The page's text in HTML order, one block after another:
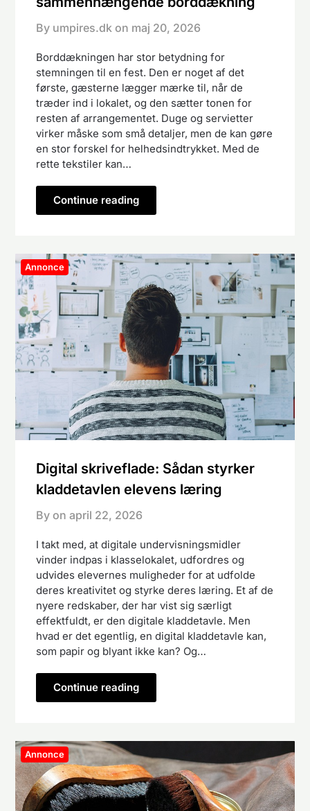
By umpires.dk on maj 20, 2026
Borddækningen har stor betydning for
stemningen til en fest. Den er noget af det
første, gæsterne lægger mærke til, når de
træder ind i lokalet, og den sætter tonen for
resten af arrangementet. Duge og servietter
virker måske som små detaljer, men de kan gøre
en stor forskel for helhedsindtrykket. Med de
rette tekstiler kan…
Continue reading
Annonce
Digital skriveflade: Sådan styrker
kladdetavlen elevens læring
By on april 22, 2026
I takt med, at digitale undervisningsmidler
vinder indpas i klasselokalet, udfordres og
udvides elevernes muligheder for at udfolde
deres kreativitet og styrke deres læring. Et af de
nyere redskaber, der har vist sig særligt
effektfuldt, er den digitale kladdetavle. Men
hvad er det egentlig, en digital kladdetavle kan,
som papir og blyant ikke kan? Og…
Continue reading
Annonce